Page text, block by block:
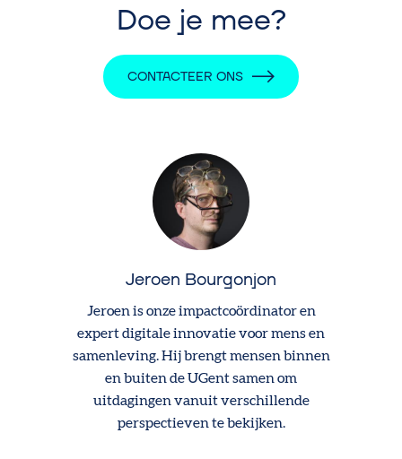
Doe je mee?
CONTACTEER ONS
Jeroen Bourgonjon
Jeroen is onze impactcoördinator en
expert digitale innovatie voor mens en
samenleving. Hij brengt mensen binnen
en buiten de UGent samen om
uitdagingen vanuit verschillende
perspectieven te bekijken.